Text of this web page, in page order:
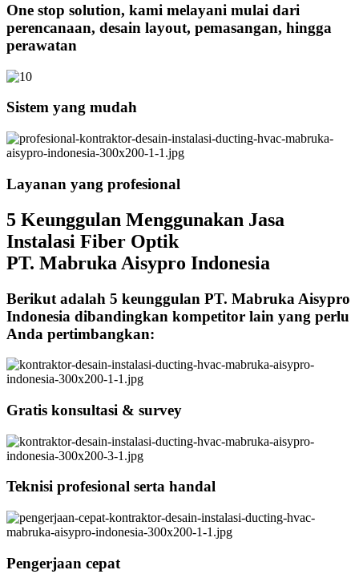
One stop solution, kami melayani mulai dari
perencanaan, desain layout, pemasangan, hingga
perawatan
Sistem yang mudah
Layanan yang profesional
5 Keunggulan Menggunakan Jasa
Instalasi Fiber Optik
PT. Mabruka Aisypro Indonesia
Berikut adalah 5 keunggulan PT. Mabruka Aisypro
Indonesia dibandingkan kompetitor lain yang perlu
Anda pertimbangkan:
Gratis konsultasi & survey
Teknisi profesional serta handal
Pengerjaan cepat